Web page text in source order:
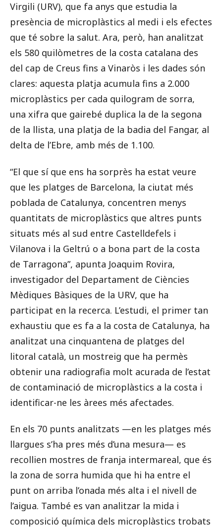
Virgili (URV), que fa anys que estudia la
presència de microplàstics al medi i els efectes
que té sobre la salut. Ara, però, han analitzat
els 580 quilòmetres de la costa catalana des
del cap de Creus fins a Vinaròs i les dades són
clares: aquesta platja acumula fins a 2.000
microplàstics per cada quilogram de sorra,
una xifra que gairebé duplica la de la segona
de la llista, una platja de la badia del Fangar, al
delta de l’Ebre, amb més de 1.100.
“El que sí que ens ha sorprès ha estat veure
que les platges de Barcelona, la ciutat més
poblada de Catalunya, concentren menys
quantitats de microplàstics que altres punts
situats més al sud entre Castelldefels i
Vilanova i la Geltrú o a bona part de la costa
de Tarragona”, apunta Joaquim Rovira,
investigador del Departament de Ciències
Mèdiques Bàsiques de la URV, que ha
participat en la recerca. L’estudi, el primer tan
exhaustiu que es fa a la costa de Catalunya, ha
analitzat una cinquantena de platges del
litoral català, un mostreig que ha permès
obtenir una radiografia molt acurada de l’estat
de contaminació de microplàstics a la costa i
identificar-ne les àrees més afectades.
En els 70 punts analitzats —en les platges més
llargues s’ha pres més d’una mesura— es
recollien mostres de franja intermareal, que és
la zona de sorra humida que hi ha entre el
punt on arriba l’onada més alta i el nivell de
l’aigua. També es van analitzar la mida i
composició química dels microplàstics trobats